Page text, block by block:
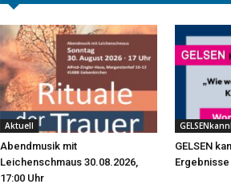
Aktuell
Abendmusik mit
Leichenschmaus 30.08.2026,
17:00 Uhr
GELSEN